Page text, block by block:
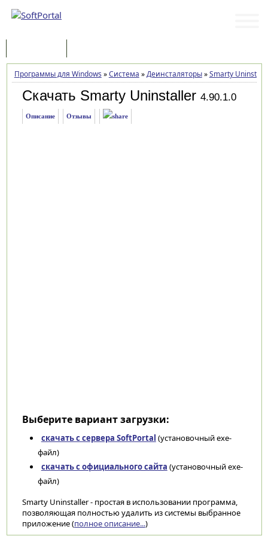
Программы для Windows »Система »Деинсталяторы»Smarty
Скачать Smarty Uninstaller 4.90.1.0
Описание Отзывы
Выберите вариант загрузки:
скачать с сервера SoftPortal (установочный exe-
файл)
скачать с официального сайта (установочный exe-
файл)
Smarty Uninstaller - простая в использовании программа,
позволяющая полностью удалить из системы выбранное
приложение (полное описание...)